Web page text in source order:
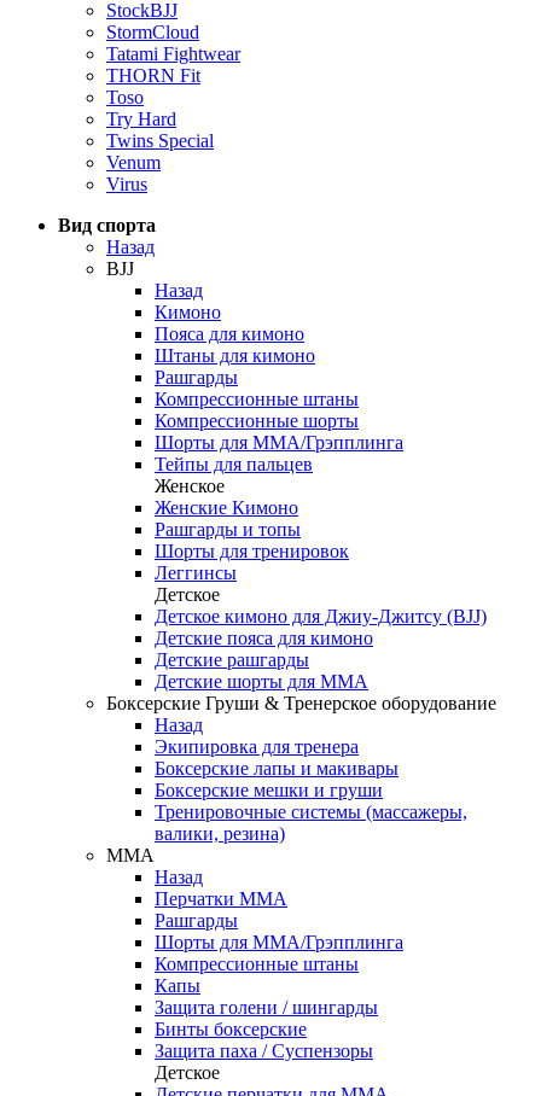
StockBJJ
StormCloud
Tatami Fightwear
THORN Fit
Toso
Try Hard
Twins Special
Venum
Virus
Вид спорта
Назад
BJJ
Назад
Кимоно
Пояса для кимоно
Штаны для кимоно
Рашгарды
Компрессионные штаны
Компрессионные шорты
Шорты для ММА/Грэпплинга
Тейпы для пальцев
Женское
Женские Кимоно
Рашгарды и топы
Шорты для тренировок
Леггинсы
Детское
Детское кимоно для Джиу-Джитсу (BJJ)
Детские пояса для кимоно
Детские рашгарды
Детские шорты для ММА
Боксерские Груши & Тренерское оборудование
Назад
Экипировка для тренера
Боксерские лапы и макивары
Боксерские мешки и груши
Тренировочные системы (массажеры,
валики, резина)
ММА
Назад
Перчатки ММА
Рашгарды
Шорты для ММА/Грэпплинга
Компрессионные штаны
Капы
Защита голени / шингарды
Бинты боксерские
Защита паха / Суспензоры
Детское